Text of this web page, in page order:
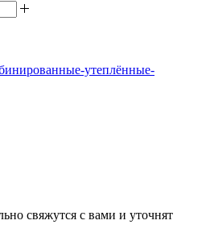
свяжутся с вами и уточнят